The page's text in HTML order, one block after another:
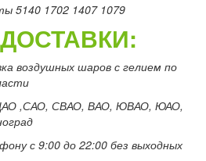
5140 1702 1407 1079
воздушных шаров с гелием по
,САО, СВАО, ВАО, ЮВАО, ЮАО,
с 9:00 до 22:00 без выходных